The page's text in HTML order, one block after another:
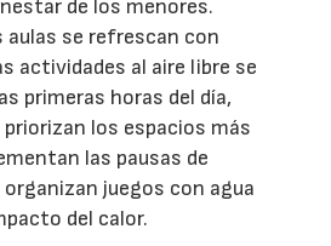
de los menores.
aulas se refrescan con
actividades al aire libre se
primeras horas del día,
los espacios más
las pausas de
juegos con agua
del calor.